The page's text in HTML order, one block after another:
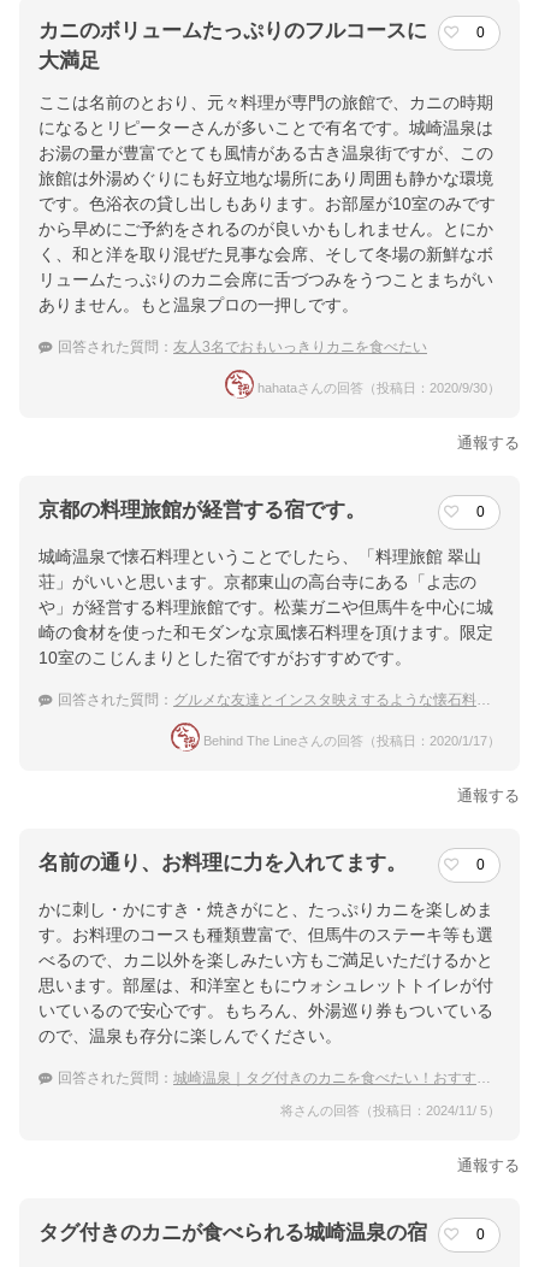
カニのボリュームたっぷりのフルコースに
大満足
0
ここは名前のとおり、元々料理が専門の旅館で、カニの時期
になるとリピーターさんが多いことで有名です。城崎温泉は
お湯の量が豊富でとても風情がある古き温泉街ですが、この
旅館は外湯めぐりにも好立地な場所にあり周囲も静かな環境
です。色浴衣の貸し出しもあります。お部屋が10室のみです
から早めにご予約をされるのが良いかもしれません。とにか
く、和と洋を取り混ぜた見事な会席、そして冬場の新鮮なボ
リュームたっぷりのカニ会席に舌づつみをうつことまちがい
ありません。もと温泉プロの一押しです。
回答された質問： 友人3名でおもいっきりカニを食べたい
hahataさんの回答（投稿日：2020/9/30）
通報する
京都の料理旅館が経営する宿です。 0
城崎温泉で懐石料理ということでしたら、「料理旅館 翠山
荘」がいいと思います。京都東山の高台寺にある「よ志の
や」が経営する料理旅館です。松葉ガニや但馬牛を中心に城
崎の食材を使った和モダンな京風懐石料理を頂けます。限定
10室のこじんまりとした宿ですがおすすめです。
回答された質問： グルメな友達とインスタ映えするような懐石料理の城崎温泉の宿に泊まりたい。おすすめの宿はありますか？
Behind The Lineさんの回答（投稿日：2020/1/17）
通報する
名前の通り、お料理に力を入れてます。 0
かに刺し・かにすき・焼きがにと、たっぷりカニを楽しめま
す。お料理のコースも種類豊富で、但馬牛のステーキ等も選
べるので、カニ以外を楽しみたい方もご満足いただけるかと
思います。部屋は、和洋室ともにウォシュレットトイレが付
いているので安心です。もちろん、外湯巡り券もついている
ので、温泉も存分に楽しんでください。
回答された質問： 城崎温泉｜タグ付きのカニを食べたい！おすすめの宿は？
将さんの回答（投稿日：2024/11/ 5）
通報する
タグ付きのカニが食べられる城崎温泉の宿 0